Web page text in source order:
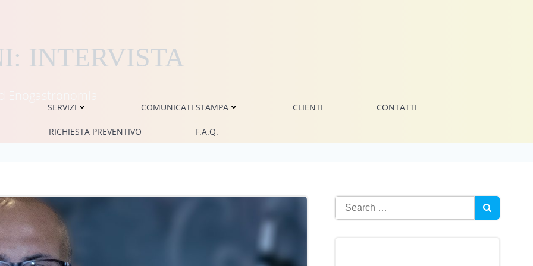
SERVIZI COMUNICATI STAMPA CLIENTI CONTATTI
RICHIESTA PREVENTIVO F.A.Q.
INTERVISTA
Search
for: